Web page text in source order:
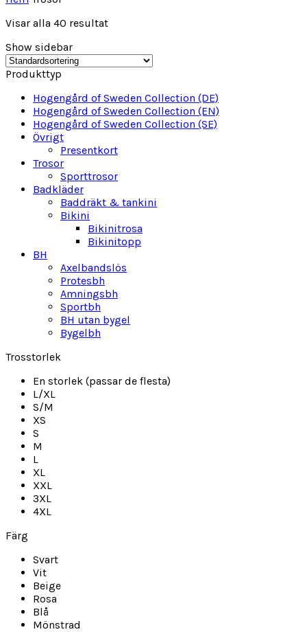
Visar alla 40 resultat
Show sidebar
Produkttyp
Hogengård of Sweden Collection (DE)
Hogengård of Sweden Collection (EN)
Hogengård of Sweden Collection (SE)
Övrigt
Presentkort
Trosor
Sporttrosor
Badkläder
Baddräkt & tankini
Bikini
Bikinitrosa
Bikinitopp
BH
Axelbandslös
Protesbh
Amningsbh
Sportbh
BH utan bygel
Bygelbh
Trosstorlek
En storlek (passar de flesta)
L/XL
S/M
XS
S
M
L
XL
XXL
3XL
4XL
Färg
Svart
Vit
Beige
Rosa
Blå
Mönstrad